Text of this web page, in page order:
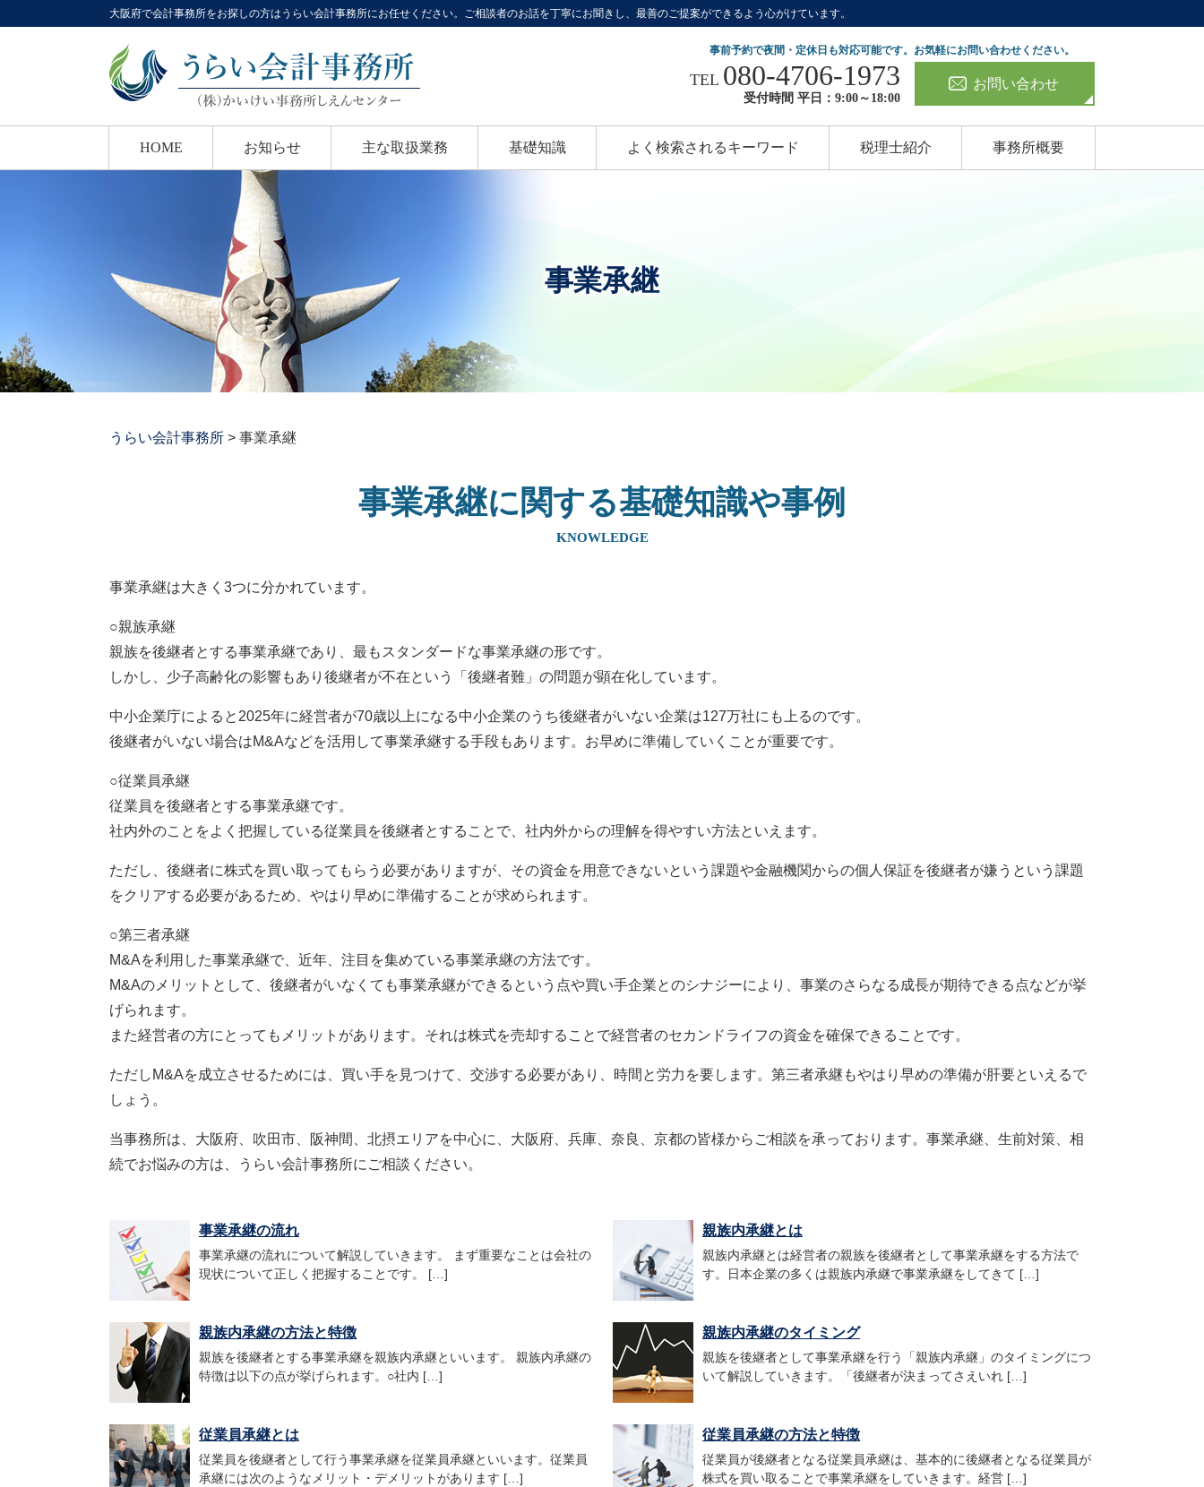
事業承継
大阪府で会計事務所をお探しの方はうらい会計事務所にお任せください。ご相談者のお話を丁寧にお聞きし、最善のご提案ができるよう心がけています。
事前予約で夜間・定休日も対応可能です。お気軽にお問い合わせください。
TEL 080-4706-1973
受付時間 平日：9:00～18:00
お問い合わせ
HOME お知らせ 主な取扱業務 基礎知識 よく検索されるキーワード 税理士紹介 事務所概要
うらい会計事務所 > 事業承継
事業承継に関する基礎知識や事例
KNOWLEDGE
事業承継は大きく3つに分かれています。
○親族承継
親族を後継者とする事業承継であり、最もスタンダードな事業承継の形です。
しかし、少子高齢化の影響もあり後継者が不在という「後継者難」の問題が顕在化しています。
中小企業庁によると2025年に経営者が70歳以上になる中小企業のうち後継者がいない企業は127万社にも上るのです。
後継者がいない場合はM&Aなどを活用して事業承継する手段もあります。お早めに準備していくことが重要です。
○従業員承継
従業員を後継者とする事業承継です。
社内外のことをよく把握している従業員を後継者とすることで、社内外からの理解を得やすい方法といえます。
ただし、後継者に株式を買い取ってもらう必要がありますが、その資金を用意できないという課題や金融機関からの個人保証を後継者が嫌うという課題
をクリアする必要があるため、やはり早めに準備することが求められます。
○第三者承継
M&Aを利用した事業承継で、近年、注目を集めている事業承継の方法です。
M&Aのメリットとして、後継者がいなくても事業承継ができるという点や買い手企業とのシナジーにより、事業のさらなる成長が期待できる点などが挙
げられます。
また経営者の方にとってもメリットがあります。それは株式を売却することで経営者のセカンドライフの資金を確保できることです。
ただしM&Aを成立させるためには、買い手を見つけて、交渉する必要があり、時間と労力を要します。第三者承継もやはり早めの準備が肝要といえるで
しょう。
当事務所は、大阪府、吹田市、阪神間、北摂エリアを中心に、大阪府、兵庫、奈良、京都の皆様からご相談を承っております。事業承継、生前対策、相
続でお悩みの方は、うらい会計事務所にご相談ください。
事業承継の流れ
事業承継の流れについて解説していきます。 まず重要なことは会社の
現状について正しく把握することです。 […]
親族内承継とは
親族内承継とは経営者の親族を後継者として事業承継をする方法で
す。日本企業の多くは親族内承継で事業承継をしてきて […]
親族内承継の方法と特徴
親族を後継者とする事業承継を親族内承継といいます。 親族内承継の
特徴は以下の点が挙げられます。○社内 […]
親族内承継のタイミング
親族を後継者として事業承継を行う「親族内承継」のタイミングにつ
いて解説していきます。「後継者が決まってさえいれ […]
従業員承継とは
従業員を後継者として行う事業承継を従業員承継といいます。従業員
承継には次のようなメリット・デメリットがあります […]
従業員承継の方法と特徴
従業員が後継者となる従業員承継は、基本的に後継者となる従業員が
株式を買い取ることで事業承継をしていきます。経営 […]